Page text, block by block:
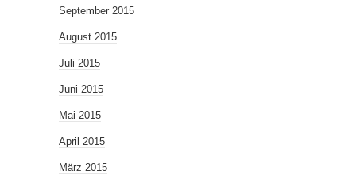
September 2015
August 2015
Juli 2015
Juni 2015
Mai 2015
April 2015
März 2015